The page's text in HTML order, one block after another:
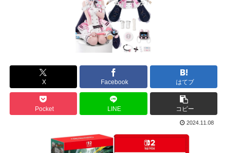
X Facebook はてブ
Pocket LINE コピー
2024.11.08